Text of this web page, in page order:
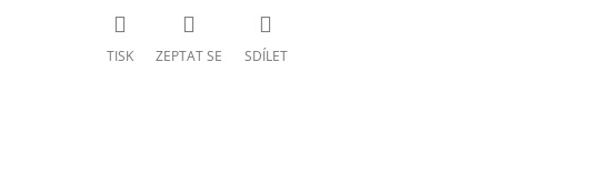
TISK ZEPTAT SE SDÍLET